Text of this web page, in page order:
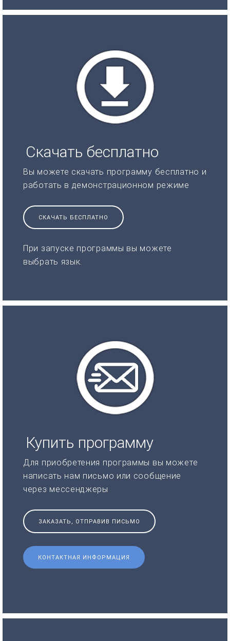
Скачать бесплатно
Вы можете скачать программу бесплатно и
работать в демонстрационном режиме
СКАЧАТЬ БЕСПЛАТНО
При запуске программы вы можете
выбрать язык.
Купить программу
Для приобретения программы вы можете
написать нам письмо или сообщение
через мессенджеры
ЗАКАЗАТЬ, ОТПРАВИВ ПИСЬМО
КОНТАКТНАЯ ИНФОРМАЦИЯ